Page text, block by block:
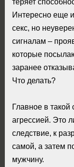
Интересно еще
секс, но
сигналам –
которые
заранее
Что делать?
Главное в такой
агрессией. Это
следствие, к
самой, а затем
мужчину.